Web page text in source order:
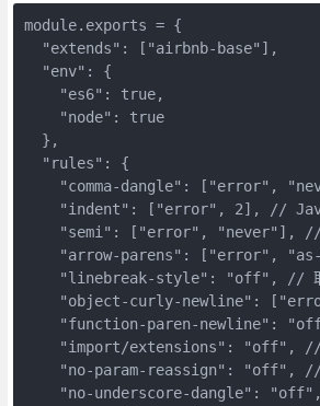
module.exports = {
  "extends": ["airbnb-base"],
  "env": {
    "es6": true,
    "node": true
  },
  "rules": {
"comma-dangle": ["error",
"indent": ["error", 2], //
"semi": ["error", "never"], //
"arrow-parens": ["error", "as-
"linebreak-style": "off", //
"object-curly-newline":
"function-paren-newline":
"import/extensions": "off", //
"no-param-reassign": "off", //
"no-underscore-dangle": "off",